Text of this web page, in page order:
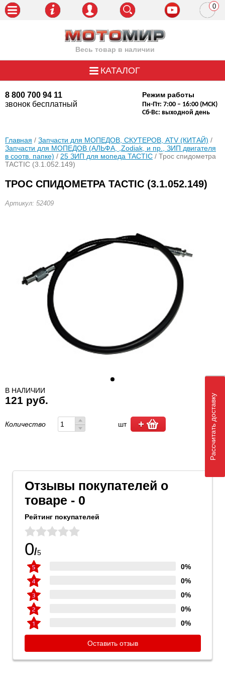
Весь товар в наличии
8 800 700 94 11
звонок бесплатный
Режим работы
Пн-Пт: 7:00 – 16:00 (МСК)
Сб-Вс: выходной день
0
КАТАЛОГ
Главная / Запчасти для МОПЕДОВ, СКУТЕРОВ, ATV (КИТАЙ) /
Запчасти для МОПЕДОВ (АЛЬФА, ,Zodiak, и пр., ЗИП двигателя
в соотв. папке) / 25 ЗИП для мопеда TACTIC / Трос спидометра
TACTIC (3.1.052.149)
ТРОС СПИДОМЕТРА TACTIC (3.1.052.149)
Артикул: 52409
В НАЛИЧИИ
121 руб.
Количество шт
Отзывы покупателей о
товаре - 0
Рейтинг покупателей
0/5
0%
0%
0%
0%
0%
Оставить отзыв
Рассчитать доставку